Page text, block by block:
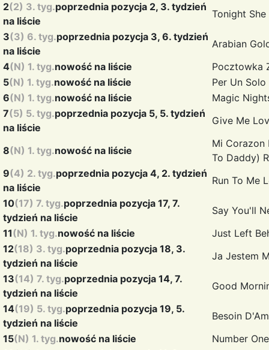
2(2) 3. tyg.poprzednia pozycja 2, 3. tydzień
na liście
Tonight
3(3) 6. tyg.poprzednia pozycja 3, 6. tydzień
na liście
Arabian
4(N) 1. tyg.nowość na liście
Pocztowka
5(N) 1. tyg.nowość na liście
Per Un
6(N) 1. tyg.nowość na liście
Magic
7(5) 5. tyg.poprzednia pozycja 5, 5. tydzień
na liście
Give Me
8(N) 1. tyg.nowość na liście
Mi Corazon
To Daddy)
9(4) 2. tyg.poprzednia pozycja 4, 2. tydzień
na liście
Run To Me
10(17) 7. tyg.poprzednia pozycja 17, 7.
tydzień na liście
Say You'll
11(N) 1. tyg.nowość na liście
Just Left
12(18) 3. tyg.poprzednia pozycja 18, 3.
tydzień na liście
Ja Jestem
13(14) 7. tyg.poprzednia pozycja 14, 7.
tydzień na liście
Good
14(19) 5. tyg.poprzednia pozycja 19, 5.
tydzień na liście
Besoin
15(N) 1. tyg.nowość na liście
Number